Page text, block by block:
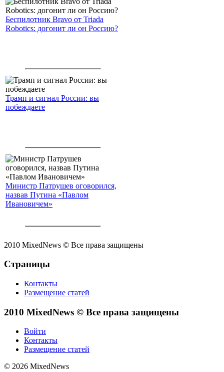
Беспилотник Bravo от Triada
Robotics: догонит ли он Россию?
Трамп и сигнал России: вы
побеждаете
Министр Патрушев оговорился,
назвав Путина «Павлом
Ивановичем»
2010 MixedNews © Все права защищены
Страницы
Контакты
Размещение статей
2010 MixedNews © Все права защищены
Войти
Контакты
Размещение статей
© 2026 MixedNews